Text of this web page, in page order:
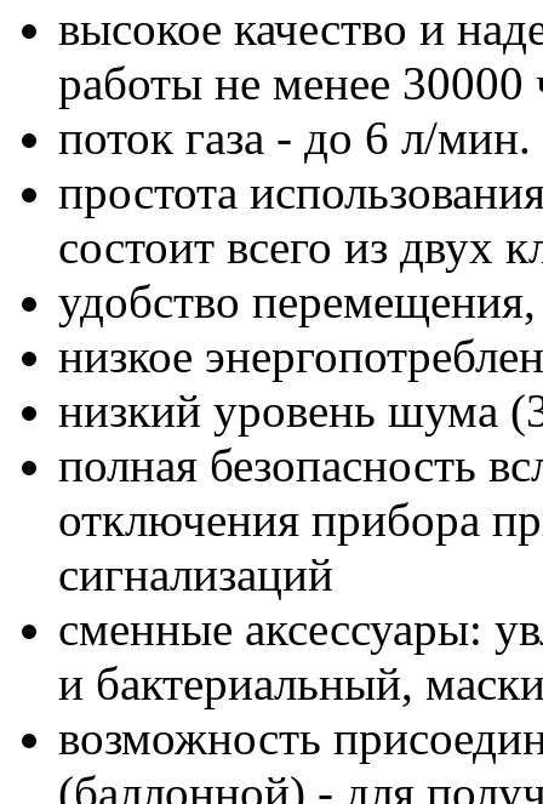
высокое качество и
работы не менее 30000
поток газа - до 6 л/мин.
простота
состоит всего из двух
удобство
низкое
низкий уровень шума
полная безопасность
отключения прибора
сигнализаций
сменные аксессуары:
и бактериальный,
возможность
(баллонной) - для